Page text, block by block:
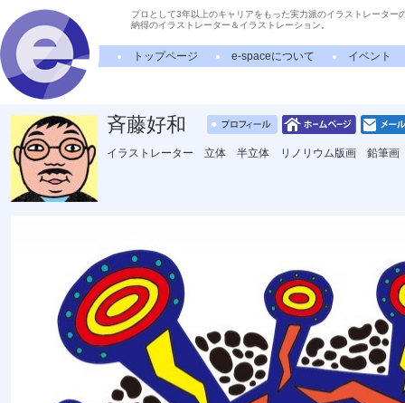
プロとして3年以上のキャリアをもった実力派のイラストレーター
納得のイラストレーター＆イラストレーション。
トップページ e-spaceについて イベント
斉藤好和
イラストレーター 立体 半立体 リノリウム版画 鉛筆画